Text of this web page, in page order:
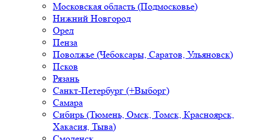
Московская область (Подмосковье)
Нижний Новгород
Орел
Пенза
Поволжье (Чебоксары, Саратов, Ульяновск)
Псков
Рязань
Санкт-Петербург (+Выборг)
Самара
Сибирь (Тюмень, Омск, Томск, Красноярск,
Хакасия, Тыва)